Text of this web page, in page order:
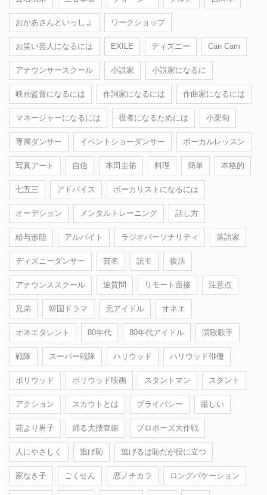
おかあさんといっしょ ワークショップ
お笑い芸人になるには EXILE ディズニー Can Cam
アナウンサースクール 小説家 小説家になるに
映画監督になるには 作詞家になるには 作曲家になるには
マネージャーになるには 役者になるためには 小栗旬
専属ダンサー イベントショーダンサー ボーカルレッスン
写真アート 自信 本田圭佑 料理 簡単 本格的
七五三 アドバイス ボーカリストになるには
オーデション メンタルトレーニング 話し方
給与形態 アルバイト ラジオパーソナリティ 落語家
ディズニーダンサー 芸名 読モ 復活
アナウンススクール 逆質問 リモート面接 注意点
兄弟 韓国ドラマ 元アイドル オネエ
オネエタレント 80年代 80年代アイドル 演歌歌手
戦隊 スーパー戦隊 ハリウッド ハリウッド俳優
ボリウッド ボリウッド映画 スタントマン スタント
アクション スカウトとは プライバシー 厳しい
花より男子 踊る大捜査線 プロポーズ大作戦
人にやさしく 逃げ恥 逃げるは恥だが役に立つ
家なき子 ごくせん 恋ノチカラ ロングバケーション